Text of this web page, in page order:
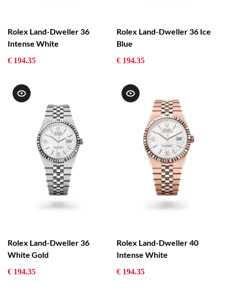
Rolex Land-Dweller 36
Intense White
€ 194.35
Rolex Land-Dweller 36 Ice
Blue
€ 194.35
Rolex Land-Dweller 36
White Gold
€ 194.35
Rolex Land-Dweller 40
Intense White
€ 194.35